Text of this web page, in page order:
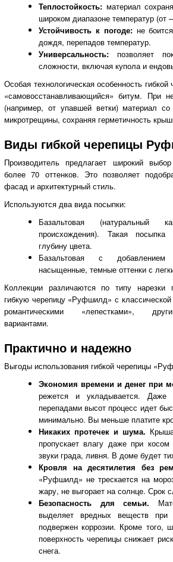
Теплостойкость: материал
широком диапазоне температур (от
Устойчивость к погоде:не
дождя, перепадов температур.
Универсальность: позволяет
сложности, включая купола и
Особая технологическая особенность
«самовосстанавливающийся» битум. При
(например, от упавшей ветки) материал со
микротрещины, сохраняя герметичность
Виды гибкой черепицы
Производитель предлагает широкий
более 70 оттенков. Это позволяет
фасад и архитектурный стиль.
Используются два вида посыпки:
Базальтовая (натуральный
происхождения). Такая посыпка
глубину цвета.
Базальтовая с добавлением
насыщенные, темные оттенки с
Коллекции различаются по типу нарезки
гибкую черепицу «Руфшилд» с
романтическими «лепестками»,
вариантами.
Практично и надежно
Выгоды использования гибкой черепицы
Экономия времени и денег при
режется и укладывается.
перепадами высот процесс идет
минимально. Вы меньше платите
Никаких протечек и шума.
пропускает влагу даже при
звуки града, ливня. В доме будет
Кровля на десятилетия без
«Руфшилд» не трескается на
жару, не выгорает на солнце. Срок
Безопасность для семьи.
выделяет вредных веществ при
подвержен коррозии. Кроме того,
поверхность черепицы снижает
снега.